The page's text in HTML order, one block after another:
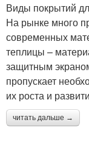
Виды покрытий
На рынке много
современных
теплицы –
защитным
пропускает
их роста и
читать дальше →